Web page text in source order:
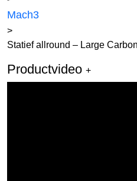
Mach3
>
Statief allround – Large
Productvideo +